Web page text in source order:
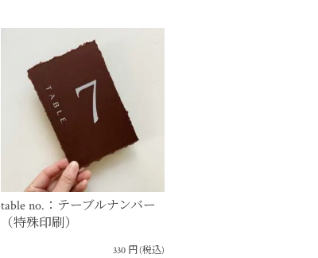
table no.：テーブルナンバー
（特殊印刷）
330 円(税込)